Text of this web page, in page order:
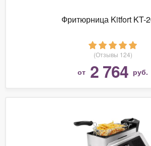
Фритюрница Kitfort KT-
(Отзывы 124)
от 2 764 руб.